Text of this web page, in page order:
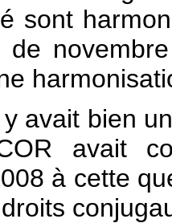
sont
de
avait bien
avait
à cette